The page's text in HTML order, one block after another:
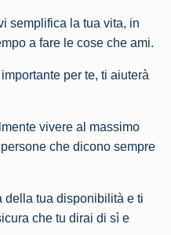
semplifica la tua vita, in
a fare le cose che ami.
per te, ti aiuterà
vivere al massimo
che dicono sempre
della tua disponibilità e ti
che tu dirai di sì e